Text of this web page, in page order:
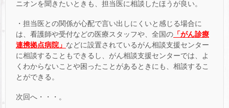
ニオンを聞きたいときも、担当医に相談したほうが良い。
・担当医との関係が心配で言い出しにくいと感じる場合に
は、看護師や受付などの医療スタッフや、全国の 「がん診療
連携拠点病院」 などに設置されているがん相談支援センター
に相談することもできるし、がん相談支援センターでは、よ
くわからないことや困ったことがあるときにも、相談するこ
とができる。
次回へ・・・。